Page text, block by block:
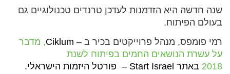
שנה חדשה היא הזדמנות לעדכן טרנדים טכנולוגיים גם
בעולם הפיתוח.
רמי פומפס, מנהל פרוייקטים בכיר ב – Ciklum
, מדבר
על עשרת הנושאים החמים בפיתוח לשנת
2018 באתר Start Israel – פורטל היזמות הישראלי.